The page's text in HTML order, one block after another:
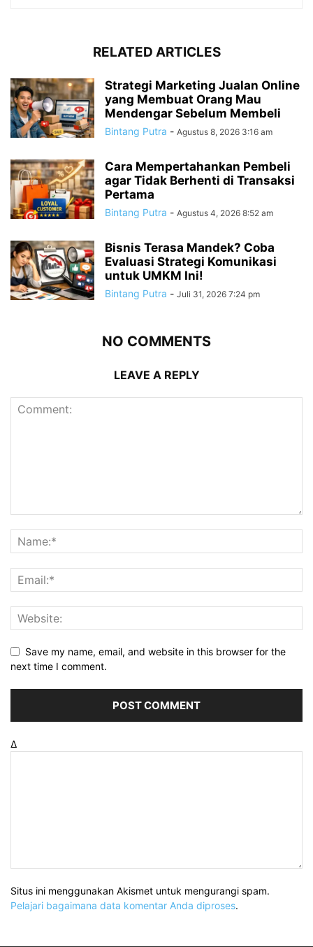
RELATED ARTICLES
Strategi Marketing Jualan Online
yang Membuat Orang Mau
Mendengar Sebelum Membeli
Bintang Putra - Agustus 8, 2026 3:16 am
Cara Mempertahankan Pembeli
agar Tidak Berhenti di Transaksi
Pertama
Bintang Putra - Agustus 4, 2026 8:52 am
Bisnis Terasa Mandek? Coba
Evaluasi Strategi Komunikasi
untuk UMKM Ini!
Bintang Putra - Juli 31, 2026 7:24 pm
NO COMMENTS
LEAVE A REPLY
Save my name, email, and website in this browser for the
next time I comment.
Δ
Situs ini menggunakan Akismet untuk mengurangi spam.
Pelajari bagaimana data komentar Anda diproses.